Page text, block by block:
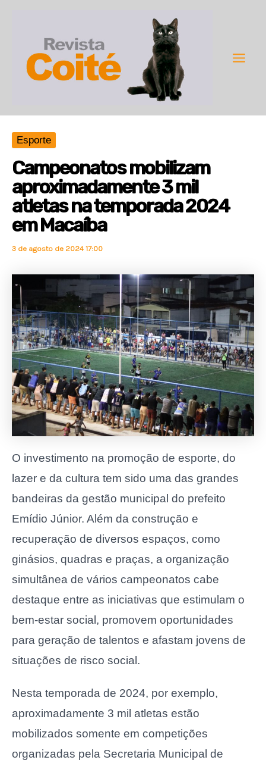
conteúdo
Esporte
Campeonatos mobilizam
aproximadamente 3 mil
atletas na temporada 2024
em Macaíba
3 de agosto de 2024 17:00
O investimento na promoção de esporte, do
lazer e da cultura tem sido uma das grandes
bandeiras da gestão municipal do prefeito
Emídio Júnior. Além da construção e
recuperação de diversos espaços, como
ginásios, quadras e praças, a organização
simultânea de vários campeonatos cabe
destaque entre as iniciativas que estimulam o
bem-estar social, promovem oportunidades
para geração de talentos e afastam jovens de
situações de risco social.
Nesta temporada de 2024, por exemplo,
aproximadamente 3 mil atletas estão
mobilizados somente em competições
organizadas pela Secretaria Municipal de